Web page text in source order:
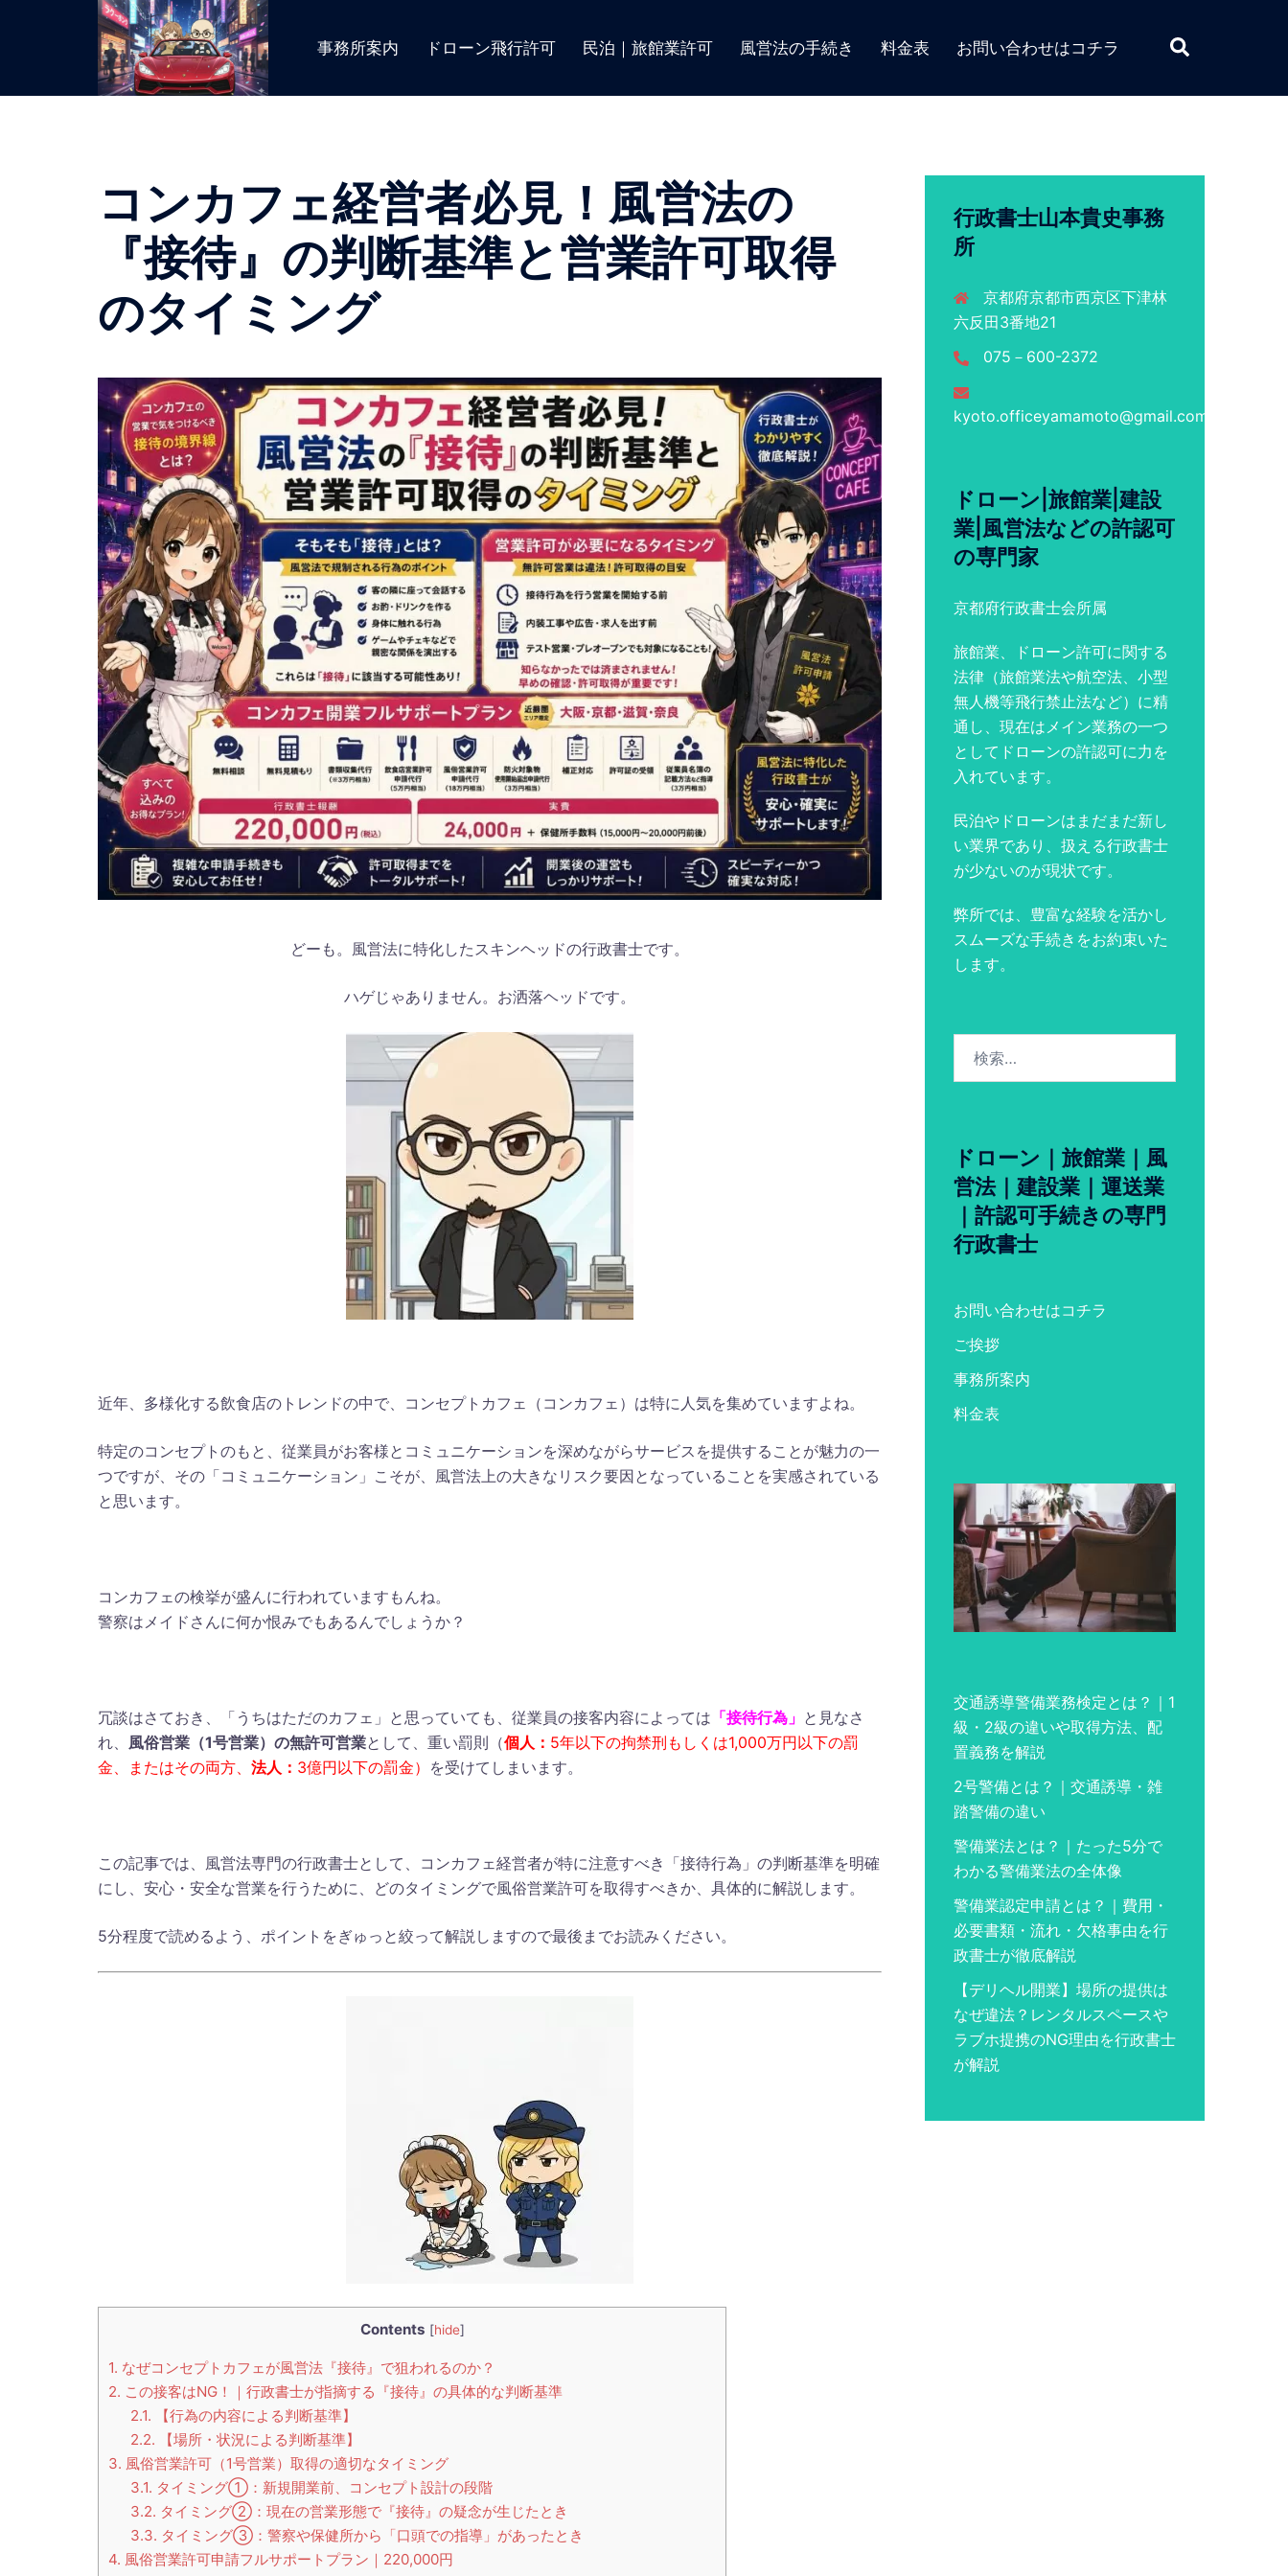
事務所案内 ドローン飛行許可 民泊｜旅館業許可 風営法の手続き 料金表 お問い合わせはコチラ
検
索
コンカフェ経営者必見！風営法の
『接待』の判断基準と営業許可取得
のタイミング
どーも。風営法に特化したスキンヘッドの行政書士です。
ハゲじゃありません。お洒落ヘッドです。
近年、多様化する飲食店のトレンドの中で、コンセプトカフェ（コンカフェ）は特に人気を集めていますよね。
特定のコンセプトのもと、従業員がお客様とコミュニケーションを深めながらサービスを提供することが魅力の一
つですが、その「コミュニケーション」こそが、風営法上の大きなリスク要因となっていることを実感されている
と思います。
コンカフェの検挙が盛んに行われていますもんね。
警察はメイドさんに何か恨みでもあるんでしょうか？
冗談はさておき、「うちはただのカフェ」と思っていても、従業員の接客内容によっては 「接待行為」 と見なさ
れ、 風俗営業（1号営業）の無許可営業として、重い罰則（個人： 5年以下の拘禁刑もしくは1,000万円以下の罰
金、またはその両方、 法人： 3億円以下の罰金） を受けてしまいます。
この記事では、風営法専門の行政書士として、コンカフェ経営者が特に注意すべき「接待行為」の判断基準を明確
にし、安心・安全な営業を行うために、どのタイミングで風俗営業許可を取得すべきか、具体的に解説します。
5分程度で読めるよう、ポイントをぎゅっと絞って解説しますので最後までお読みください。
Contents [hide]
1. なぜコンセプトカフェが風営法『接待』で狙われるのか？
2. この接客はNG！｜行政書士が指摘する『接待』の具体的な判断基準
2.1. 【行為の内容による判断基準】
2.2. 【場所・状況による判断基準】
3. 風俗営業許可（1号営業）取得の適切なタイミング
3.1. タイミング①：新規開業前、コンセプト設計の段階
3.2. タイミング②：現在の営業形態で『接待』の疑念が生じたとき
3.3. タイミング③：警察や保健所から「口頭での指導」があったとき
4. 風俗営業許可申請フルサポートプラン｜220,000円
行政書士山本貴史事務
所
京都府京都市西京区下津林
六反田3番地21
075－600-2372
kyoto.officeyamamoto@gmail.com
ドローン|旅館業|建設
業|風営法などの許認可
の専門家
京都府行政書士会所属
旅館業、ドローン許可に関する
法律（旅館業法や航空法、小型
無人機等飛行禁止法など）に精
通し、現在はメイン業務の一つ
としてドローンの許認可に力を
入れています。
民泊やドローンはまだまだ新し
い業界であり、扱える行政書士
が少ないのが現状です。
弊所では、豊富な経験を活かし
スムーズな手続きをお約束いた
します。
ドローン｜旅館業｜風
営法｜建設業｜運送業
｜許認可手続きの専門
行政書士
お問い合わせはコチラ
ご挨拶
事務所案内
料金表
交通誘導警備業務検定とは？｜1
級・2級の違いや取得方法、配
置義務を解説
2号警備とは？｜交通誘導・雑
踏警備の違い
警備業法とは？｜たった5分で
わかる警備業法の全体像
警備業認定申請とは？｜費用・
必要書類・流れ・欠格事由を行
政書士が徹底解説
【デリヘル開業】場所の提供は
なぜ違法？レンタルスペースや
ラブホ提携のNG理由を行政書士
が解説